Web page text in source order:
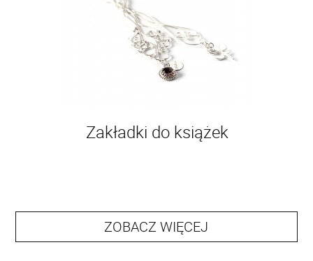
Zakładki do książek
ZOBACZ WIĘCEJ